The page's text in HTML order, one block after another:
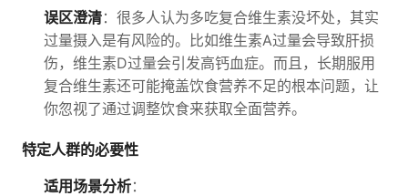
误区澄清：很多人认为多吃复合维生素没坏处，其实
过量摄入是有风险的。比如维生素A过量会导致肝损
伤，维生素D过量会引发高钙血症。而且，长期服用
复合维生素还可能掩盖饮食营养不足的根本问题，让
你忽视了通过调整饮食来获取全面营养。
特定人群的必要性
适用场景分析：